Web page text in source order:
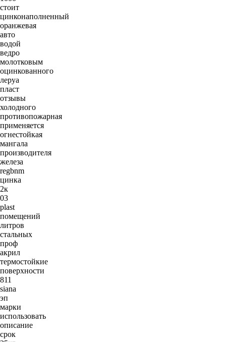
стоит
цинконаполненный
оранжевая
авто
водой
ведро
молотковым
оцинкованного
леруа
пласт
отзывы
холодного
противопожарная
применяется
огнестойкая
мангала
производителя
железа
regbnm
цинка
2к
03
plast
помещений
литров
стальных
проф
акрил
термостойкие
поверхности
811
siana
эп
марки
использовать
описание
срок